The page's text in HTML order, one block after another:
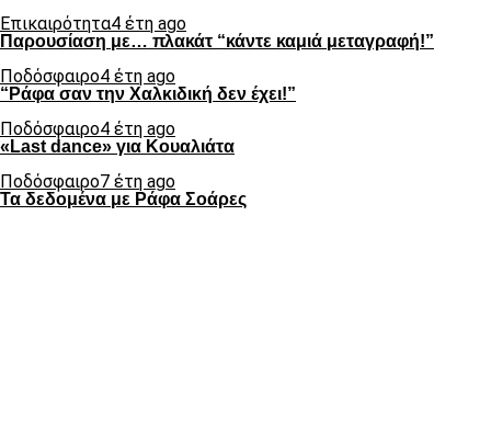
Επικαιρότητα4 έτη ago
Παρουσίαση με… πλακάτ “κάντε καμιά μεταγραφή!”
Ποδόσφαιρο4 έτη ago
“Ράφα σαν την Χαλκιδική δεν έχει!”
Ποδόσφαιρο4 έτη ago
«Last dance» για Κουαλιάτα
Ποδόσφαιρο7 έτη ago
Τα δεδομένα με Ράφα Σοάρες